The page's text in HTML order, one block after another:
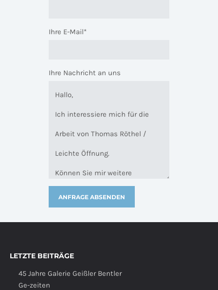
Ihre E-Mail*
Ihre Nachricht an uns
LETZTE BEITRÄGE
45 Jahre Galerie Geißler Bentler
Ge-zeiten